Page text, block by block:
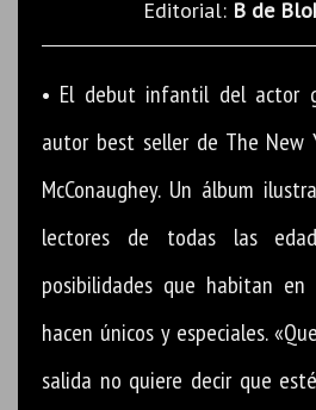
Editorial: B de
• El debut infantil del actor
autor best seller de The New
McConaughey. Un álbum
lectores de todas las
posibilidades que habitan
hacen únicos y especiales.
salida no quiere decir que